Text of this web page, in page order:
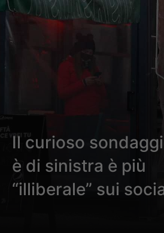
Il curioso
è di sinistra è più
“illiberale” sui